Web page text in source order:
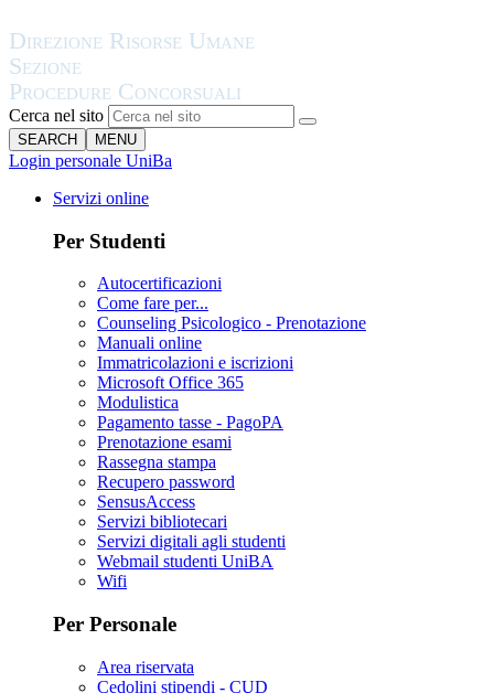
Cerca nel sito
SEARCH MENU
Login personale UniBa
Servizi online
Per Studenti
Autocertificazioni
Come fare per...
Counseling Psicologico - Prenotazione
Manuali online
Immatricolazioni e iscrizioni
Microsoft Office 365
Modulistica
Pagamento tasse - PagoPA
Prenotazione esami
Rassegna stampa
Recupero password
SensusAccess
Servizi bibliotecari
Servizi digitali agli studenti
Webmail studenti UniBA
Wifi
Per Personale
Area riservata
Cedolini stipendi - CUD